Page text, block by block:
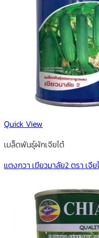
Quick View
เมล็ดพันธุ์ผักเจียไต๋
แตงกวา เขียวมาลัย2 ตรา เจีย